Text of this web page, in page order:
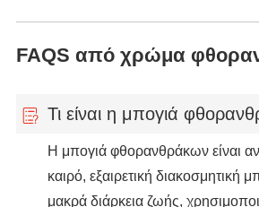
FAQS από χρώμα
Τι είναι η μπογιά
Η μπογιά φθορανθράκων είναι
καιρό, εξαιρετική διακοσμητική
μακρά διάρκεια ζωής,